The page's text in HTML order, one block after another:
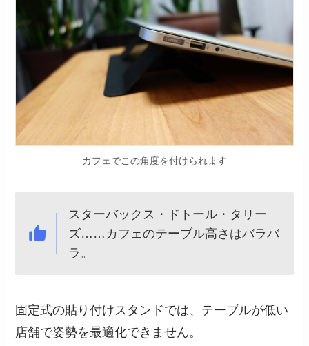
カフェでこの角度を付けられます
スターバックス・ドトール・タリー
ズ……カフェのテーブル高さはバラバ
ラ。
固定式の貼り付けスタンドでは、テーブルが低い
店舗で姿勢を最適化できません。